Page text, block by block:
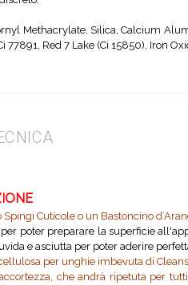
Methacrylate, Silica, Calcium
Red 7 Lake (Ci 15850), Iron
Cuticole o un Bastoncino
poter preparare la superficie
e asciutta per poter aderire
per unghie imbevuta di
che andrà ripetuta per